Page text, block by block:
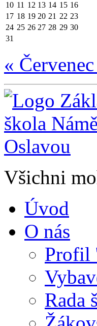
10 11 12 13 14 15 16
17 18 19 20 21 22 23
24 25 26 27 28 29 30
31
«
Všichni
Úvod
O nás
Profil
Rada